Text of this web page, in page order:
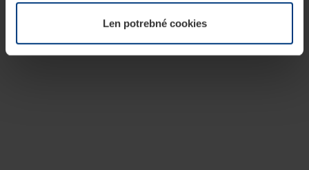
našej webovej stránky.Len potrebné cookies